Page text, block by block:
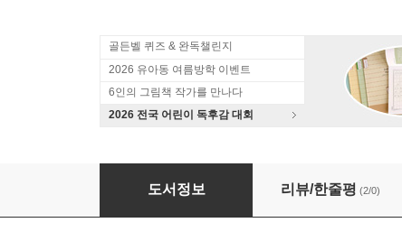
골든벨 퀴즈 & 완독챌린지
2026 유아동 여름방학 이벤트
6인의 그림책 작가를 만나다
2026 전국 어린이 독후감 대회
10대로 살아가기
도서정보 리뷰/한줄평 (2/0)